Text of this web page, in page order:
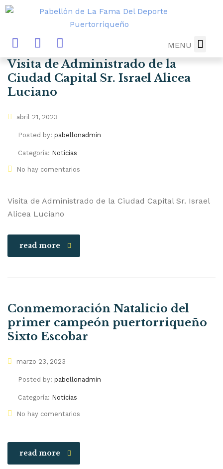
MENU
Visita de Administrado de la
Ciudad Capital Sr. Israel Alicea
Luciano
abril 21, 2023
Posted by: pabellonadmin
Categoría: Noticias
No hay comentarios
Visita de Administrado de la Ciudad Capital Sr. Israel
Alicea Luciano
read more
Conmemoración Natalicio del
primer campeón puertorriqueño
Sixto Escobar
marzo 23, 2023
Posted by: pabellonadmin
Categoría: Noticias
No hay comentarios
read more